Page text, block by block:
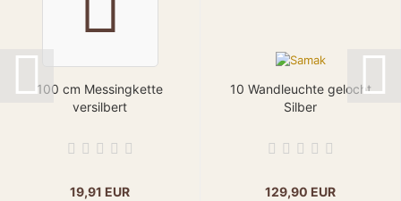
100 cm Messingkette
versilbert
19,91 EUR
10 Wandleuchte gelocht
Silber
129,90 EUR